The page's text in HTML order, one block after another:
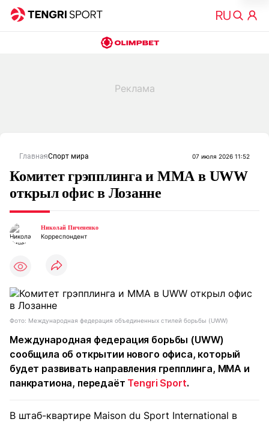
ГлавнаяСпорт мира 07 июля 2026 11:52
Комитет грэпплинга и ММА в UWW
открыл офис в Лозанне
Николай Пичененко
Корреспондент
Фото: Международная федерация объединенных стилей борьбы (UWW)
Международная федерация борьбы (UWW)
сообщила об открытии нового офиса, который
будет развивать направления грепплинга, ММА и
панкратиона, передаёт Tengri Sport.
В штаб-квартире Maison du Sport International в